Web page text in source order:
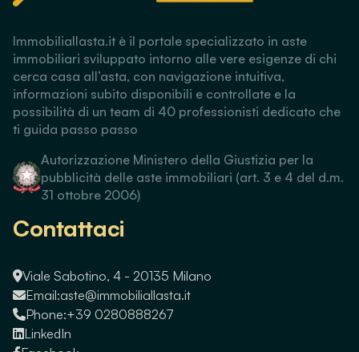
Immobiliallasta.it è il portale specializzato in aste
immobiliari sviluppato intorno alle vere esigenze di chi
cerca casa all’asta, con navigazione intuitiva,
informazioni subito disponibili e controllate e la
possibilità di un team di 40 professionisti dedicato che
ti guida passo passo
Autorizzazione Ministero della Giustizia per la
pubblicità delle aste immobiliari (art. 3 e 4 del d.m.
31 ottobre 2006)
Contattaci
Viale Sabotino, 4 - 20135 Milano
Email:aste@immobiliallasta.it
Phone:+39 0280888267
LinkedIn